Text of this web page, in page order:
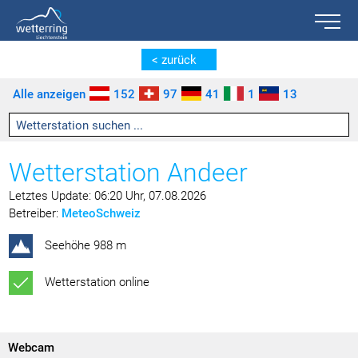
Zum Inhalt springen [AK + 0]
Zum linken senkrechten Seitenmenü springen [AK + 1]
Zum rechten senkrechten Seitenmenü springen [AK + 2]
Zu den Inhalten im Fußbereich springen [AK + 3]
Toggle
< zurück
Alle anzeigen 152 97 41 1 13
Wetterstation Andeer
Letztes Update: 06:20 Uhr, 07.08.2026
Betreiber: MeteoSchweiz
Seehöhe 988 m
Wetterstation online
Webcam